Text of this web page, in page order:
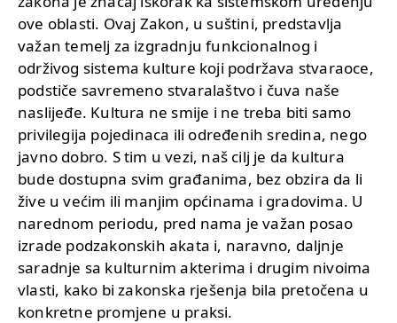
ove oblasti. Ovaj Zakon, u suštini, predstavlja
važan temelj za izgradnju funkcionalnog i
održivog sistema kulture koji podržava stvaraoce,
podstiče savremeno stvaralaštvo i čuva naše
naslijeđe. Kultura ne smije i ne treba biti samo
privilegija pojedinaca ili određenih sredina, nego
javno dobro. S tim u vezi, naš cilj je da kultura
bude dostupna svim građanima, bez obzira da li
žive u većim ili manjim općinama i gradovima. U
narednom periodu, pred nama je važan posao
izrade podzakonskih akata i, naravno, daljnje
saradnje sa kulturnim akterima i drugim nivoima
vlasti, kako bi zakonska rješenja bila pretočena u
konkretne promjene u praksi.